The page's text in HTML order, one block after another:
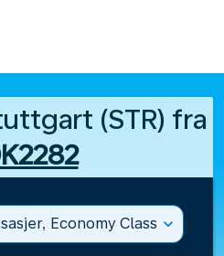
(STR) fra
Economy Class expand_more